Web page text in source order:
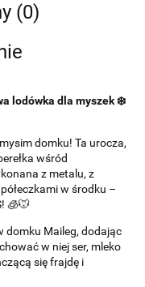
(0)
lodówka dla myszek ❄️
domku! Ta urocza,
wśród
z metalu, z
w środku –
🧊🐭
domku Maileg, dodając
w niej ser, mleko
się frajdę i